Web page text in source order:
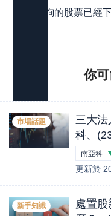
所查詢的股票已經
你
市場話題
三大法
科、
興、
億元
南亞科
-0.44
更新於
新手知識
處置